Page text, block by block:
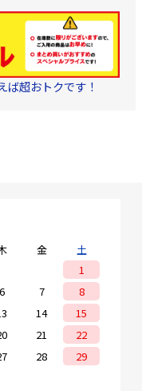
ば超おトクです！
金
土
1
6 7
8
14
15
21
22
28
29